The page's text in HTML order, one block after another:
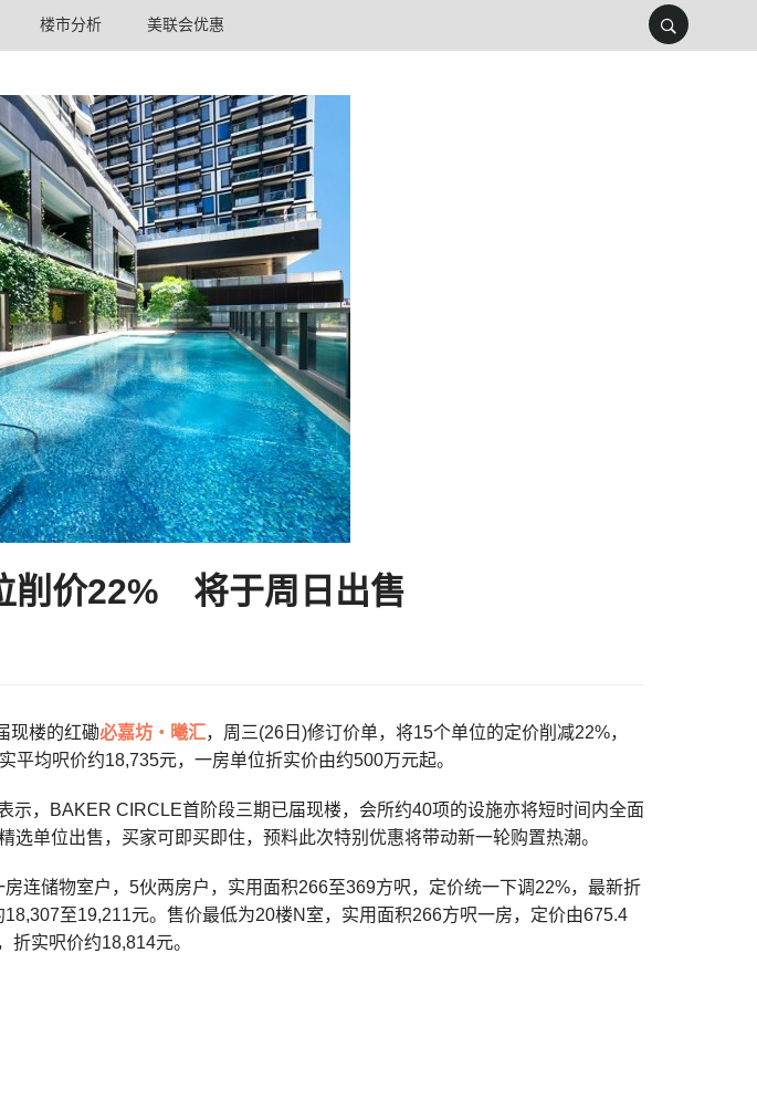
楼市分析 美联会优惠
削价22% 将于周日出售
现楼的红磡必嘉坊‧曦汇，周三(26日)修订价单，将15个单位的定价削减22%，
平均呎价约18,735元，一房单位折实价由约500万元起。
示，BAKER CIRCLE首阶段三期已届现楼，会所约40项的设施亦将短时间内全面
单位出售，买家可即买即住，预料此次特别优惠将带动新一轮购置热潮。
连储物室户，5伙两房户，实用面积266至369方呎，定价统一下调22%，最新折
至19,211元。售价最低为20楼N室，实用面积266方呎一房，定价由675.4
折实呎价约18,814元。